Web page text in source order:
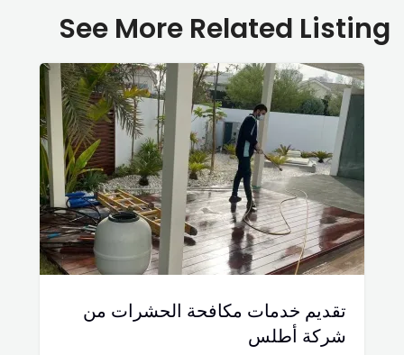
See More Related Listing
تقديم خدمات مكافحة الحشرات من
شركة أطلس